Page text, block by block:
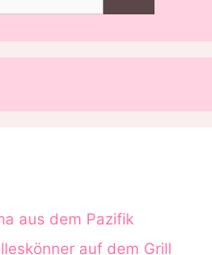
aus dem Pazifik
auf dem Grill